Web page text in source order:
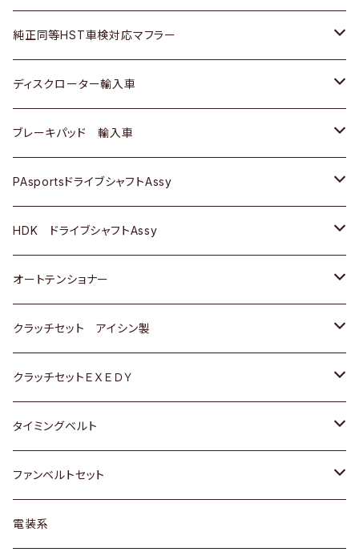
スバル
三菱
スバル
ダイハツ
マツダ
三菱
スバル
ＢＥＮＺ
ダイハツ
マツダ
三菱
スバル
いすゞ
ダイハツ
マツダ
三菱
スバル
スズキ
日産
ダイハツ
マツダ
三菱
スバル
ホンダ
スズキ
日産
ダイハツ
マツダ
三菱
スバル
ホンダ
スズキ
日産
ダイハツ
マツダ
三菱
スバル
純正同等HST車検対応マフラー
トヨタ
ホンダ
スズキ
日産
いすゞ
ダイハツ
マツダ
三菱
スバル
日野
ディスクローター輸入車
ＡＵＤＩ
ＢＥＮＺ
ＢＭＷ
GOLF
ＷＡＧＥＮ
アストロ（シボレー）
クライスラー
ブレーキパッド 輸入車
ＢＥＮＺ
ＢＭＷ
ＷＡＧＥＮ
ＶＯＬＶＯ
PAsportsドライブシャフトAssy
トヨタ
ホンダ
スズキ
日産
ダイハツ
マツダ
三菱
HDK ドライブシャフトAssy
スズキ
ダイハツ
日産
ホンダ
マツダ
オートテンショナー
トヨタ
クラッチセット アイシン製
ホンダ
スズキ
ダイハツ
マツダ
クラッチセットＥＸＥＤＹ
ホンダ
スズキ
日産
タイミングベルト
トヨタ
スズキ
ファンベルトセット
トヨタ
電装系